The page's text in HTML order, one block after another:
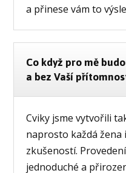
a přinese vám to
Co když pro mě
a bez Vaší
Cviky jsme vytvořili
naprosto každá žena
zkušeností.
jednoduché a